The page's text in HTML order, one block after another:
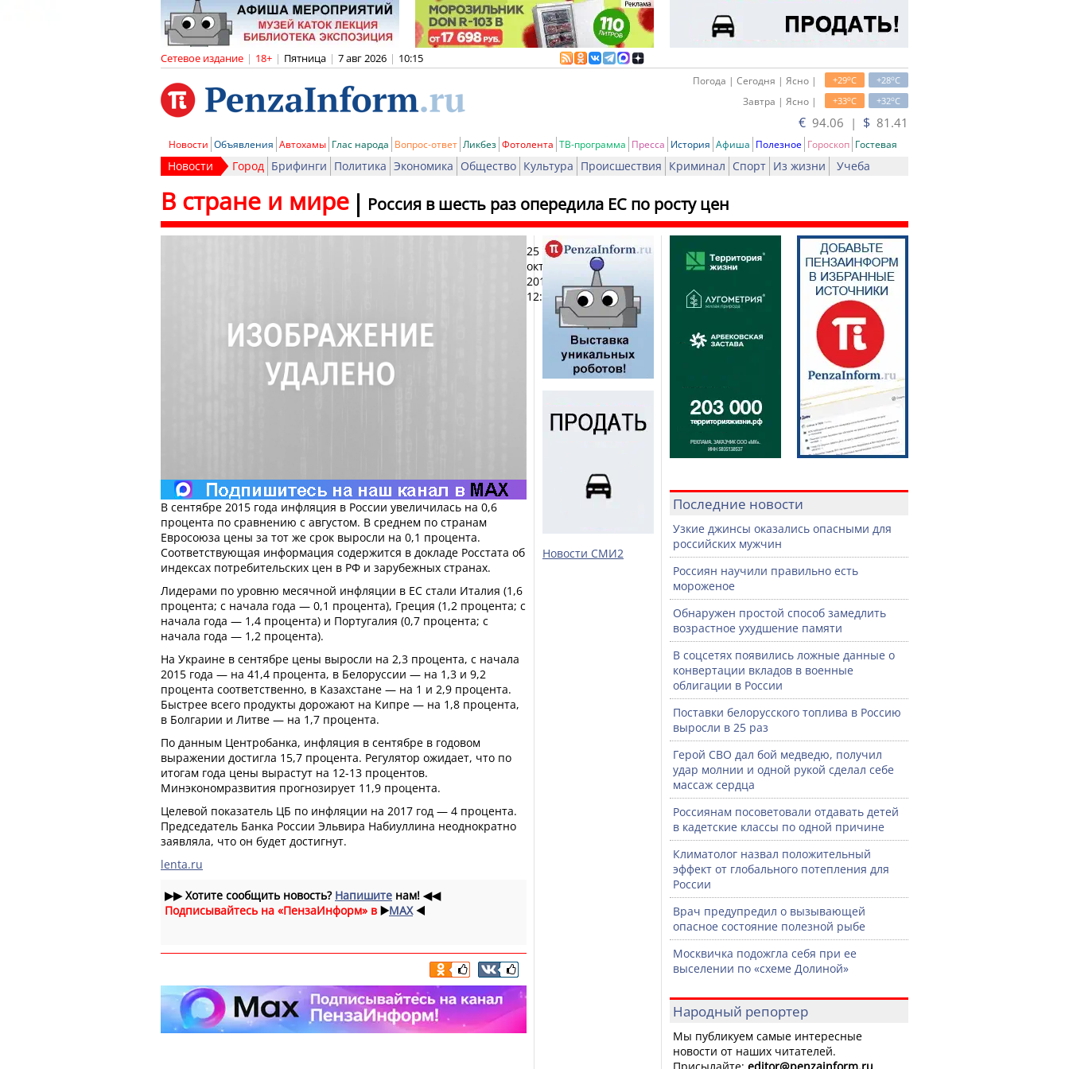
Сетевое издание | 18+ | Пятница | 7 авг 2026 | 10:15
+28oC
+29oC
Погода | Сегодня | Ясно |
+32oC
+33oC
Завтра | Ясно |
€ 94.06 | $ 81.41
Новости Объявления Автохамы Глас народа Вопрос-ответ Ликбез Фотолента ТВ-программа Пресса История Афиша Полезное Гороскоп Гостевая
Новости Город Брифинги Политика Экономика Общество Культура Происшествия Криминал Спорт Из жизни Учеба
Россия в шесть раз опередила ЕС по росту цен
В стране и мире
25
октября
2015,
12:09
Печать
В сентябре 2015 года инфляция в России увеличилась на 0,6
процента по сравнению с августом. В среднем по странам
Евросоюза цены за тот же срок выросли на 0,1 процента.
Соответствующая информация содержится в докладе Росстата об
индексах потребительских цен в РФ и зарубежных странах.
Лидерами по уровню месячной инфляции в ЕС стали Италия (1,6
процента; с начала года — 0,1 процента), Греция (1,2 процента; с
начала года — 1,4 процента) и Португалия (0,7 процента; с
начала года — 1,2 процента).
На Украине в сентябре цены выросли на 2,3 процента, с начала
2015 года — на 41,4 процента, в Белоруссии — на 1,3 и 9,2
процента соответственно, в Казахстане — на 1 и 2,9 процента.
Быстрее всего продукты дорожают на Кипре — на 1,8 процента,
в Болгарии и Литве — на 1,7 процента.
По данным Центробанка, инфляция в сентябре в годовом
выражении достигла 15,7 процента. Регулятор ожидает, что по
итогам года цены вырастут на 12-13 процентов.
Минэкономразвития прогнозирует 11,9 процента.
Целевой показатель ЦБ по инфляции на 2017 год — 4 процента.
Председатель Банка России Эльвира Набиуллина неоднократно
заявляла, что он будет достигнут.
lenta.ru
▶▶Хотите сообщить новость? Напишите нам! ◀◀
Подписывайтесь на «ПензаИнформ» в ▶️MAX ◀️
Новости СМИ2
Последние новости
Узкие джинсы оказались опасными для
российских мужчин
Россиян научили правильно есть
мороженое
Обнаружен простой способ замедлить
возрастное ухудшение памяти
В соцсетях появились ложные данные о
конвертации вкладов в военные
облигации в России
Поставки белорусского топлива в Россию
выросли в 25 раз
Герой СВО дал бой медведю, получил
удар молнии и одной рукой сделал себе
массаж сердца
Россиянам посоветовали отдавать детей
в кадетские классы по одной причине
Климатолог назвал положительный
эффект от глобального потепления для
России
Врач предупредил о вызывающей
опасное состояние полезной рыбе
Москвичка подожгла себя при ее
выселении по «схеме Долиной»
Народный репортер
Мы публикуем самые интересные
новости от наших читателей.